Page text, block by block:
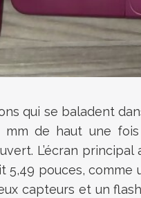
qui se baladent
mm de haut une
L’écran
5,49 pouces,
capteurs et un